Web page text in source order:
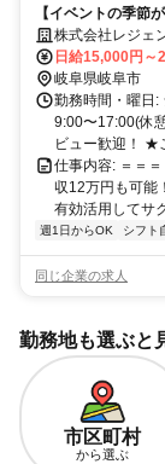
【イベントの季節
払いOK！直行直帰
株式会社レジェ
日給15,000円～
岐阜県岐阜市
勤務時間・曜日
9:00〜17:00(休
ビュー歓迎！ ★
仕事内容: ＝＝
収12万円も可能
有効活用してサ
週1日からOK シフト
同じ企業の求人
勤務地も選ぶと
市区町村
から選ぶ